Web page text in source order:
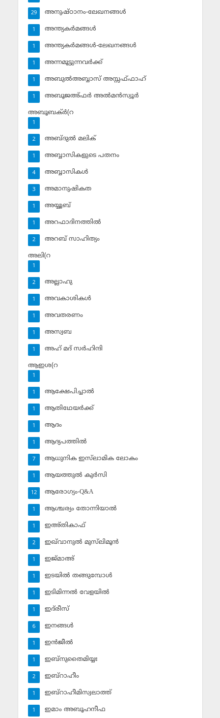
അനുഷ്ഠാനം-ലേഖനങ്ങള്‍
29
അന്ത്യകര്‍മങ്ങള്‍
1
അന്ത്യകര്‍മങ്ങള്‍-ലേഖനങ്ങള്‍
1
അന്നമൂട്ടുന്നവര്‍ക്ക്
1
അബുല്‍അബ്ബാസ് അസ്സഫ്ഫാഹ്‌
1
അബൂജഅ്ഫര്‍ അല്‍മന്‍സ്വൂര്‍
1
അബൂബക്ര്‍(റ
1
അബ്ദുല്‍ മലിക്‌
2
അബ്ബാസികളുടെ പതനം
1
അബ്ബാസികള്‍
4
അമാനുഷികത
3
അയ്യൂബ്‌
1
അറഫാദിനത്തില്‍
1
അറബ് സാഹിത്യം
2
അലി(റ
1
അല്ലാഹു
2
അവകാശികള്‍
1
അവതരണം
1
അസ്വബ
1
അഹ് മദ് സര്‍ഹിന്ദി
1
ആഇശ(റ
1
ആക്ഷേപിച്ചാല്‍
1
ആതിഥേയര്‍ക്ക്
1
ആദം
1
ആദ്യപത്തില്‍
1
ആധുനിക ഇസ്‌ലാമിക ലോകം
7
ആയത്തുല്‍ കുര്‍സി
1
ആരോഗ്യം-Q&A
12
ആശ്ചര്യം തോന്നിയാല്‍
1
ഇഅ്തികാഫ്‌
1
ഇഖ്‌വാനുല്‍ മുസ്‌ലിമൂന്‍
2
ഇജ്മാഅ്
1
ഇടയില്‍ തങ്ങുമ്പോള്‍
1
ഇടിമിന്നല്‍ വേളയില്‍
1
ഇദ്‌രീസ്‌
1
ഇനങ്ങള്‍
6
ഇന്‍ജീല്‍
1
ഇബ്‌നുതൈമിയ്യഃ
1
ഇബ്‌റാഹീം
2
ഇബ്‌റാഹീമിസ്വലാത്ത്
1
ഇമാം അബൂഹനീഫ
1